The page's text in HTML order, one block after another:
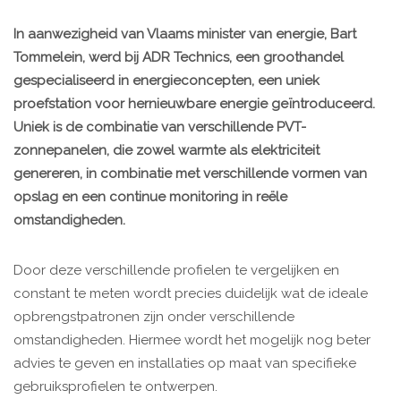
In aanwezigheid van Vlaams minister van energie, Bart
Tommelein, werd bij ADR Technics, een groothandel
gespecialiseerd in energieconcepten, een uniek
proefstation voor hernieuwbare energie geïntroduceerd.
Uniek is de combinatie van verschillende PVT-
zonnepanelen, die zowel warmte als elektriciteit
genereren, in combinatie met verschillende vormen van
opslag en een continue monitoring in reële
omstandigheden.
Door deze verschillende profielen te vergelijken en
constant te meten wordt precies duidelijk wat de ideale
opbrengstpatronen zijn onder verschillende
omstandigheden. Hiermee wordt het mogelijk nog beter
advies te geven en installaties op maat van specifieke
gebruiksprofielen te ontwerpen.